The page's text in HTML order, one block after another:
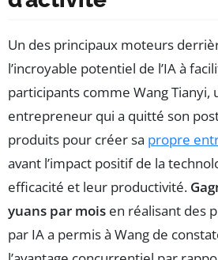
Un des principaux moteurs
l’incroyable potentiel de l’IA à
participants comme Wang Tianyi,
entrepreneur qui a quitté son
produits pour créer sa propre
avant l’impact positif de la
efficacité et leur productivité.
yuans par mois en réalisant des
par IA a permis à Wang de